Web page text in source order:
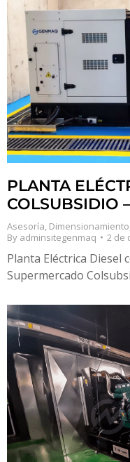
PLANTA
COLSUBSIDIO
Asesoría, Dimensionamiento
By adminsitegenmaq 2 de
Planta Eléctrica Diesel
Supermercado